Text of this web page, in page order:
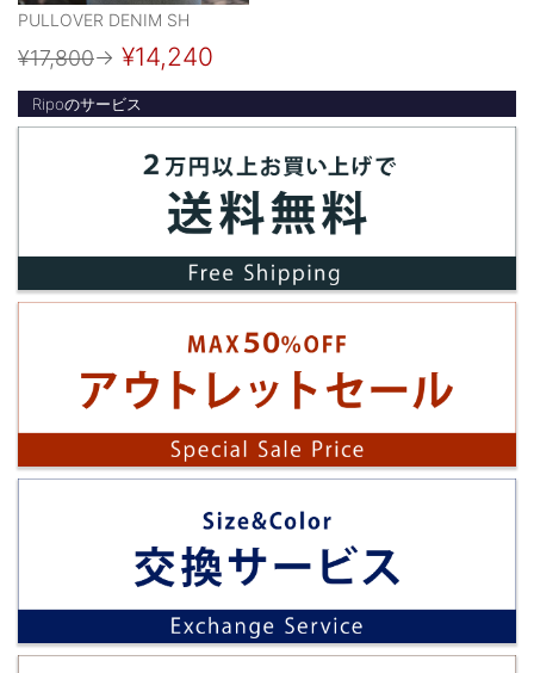
PULLOVER DENIM SH
¥17,800→ ¥14,240
Ripoのサービス